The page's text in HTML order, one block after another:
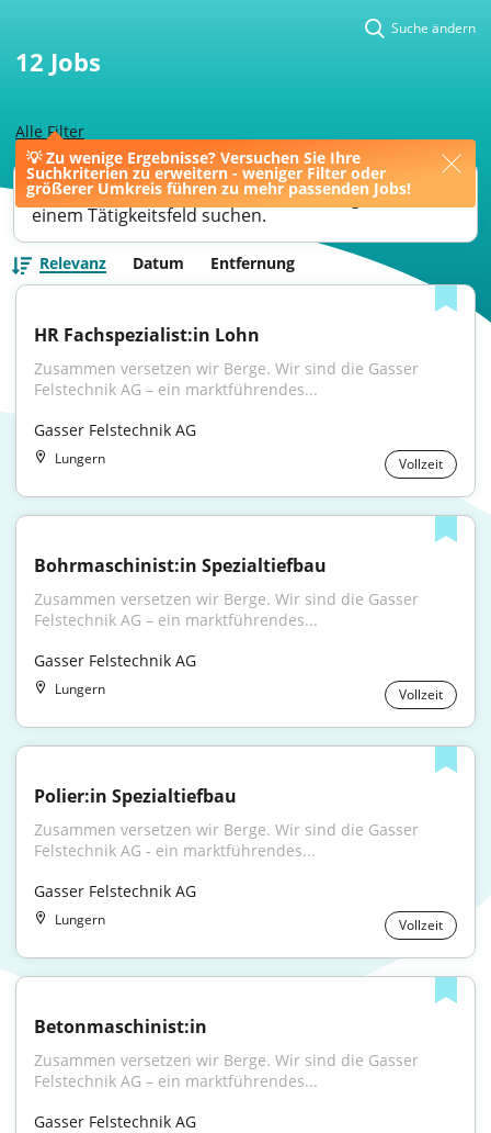
💡 Zu wenige Ergebnisse? Versuchen Sie Ihre
Suchkriterien zu erweitern - weniger Filter oder
größerer Umkreis führen zu mehr passenden Jobs!
Alle Filter
Suche ändern
12 Jobs
Ihre Jobsuche könnte bessere Ergebnisse liefern,
wenn Sie nach einer Berufsbezeichnung oder
einem Tätigkeitsfeld suchen.
Relevanz Datum Entfernung
HR Fachspezialist:in Lohn
Zusammen versetzen wir Berge. Wir sind die Gasser
Felstechnik AG – ein marktführendes...
Gasser Felstechnik AG
Lungern Vollzeit
Bohrmaschinist:in Spezialtiefbau
Zusammen versetzen wir Berge. Wir sind die Gasser
Felstechnik AG – ein marktführendes...
Gasser Felstechnik AG
Lungern Vollzeit
Polier:in Spezialtiefbau
Zusammen versetzen wir Berge. Wir sind die Gasser
Felstechnik AG - ein marktführendes...
Gasser Felstechnik AG
Lungern Vollzeit
Betonmaschinist:in
Zusammen versetzen wir Berge. Wir sind die Gasser
Felstechnik AG – ein marktführendes...
Gasser Felstechnik AG